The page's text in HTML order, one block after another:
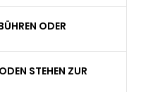
ODER
STEHEN ZUR